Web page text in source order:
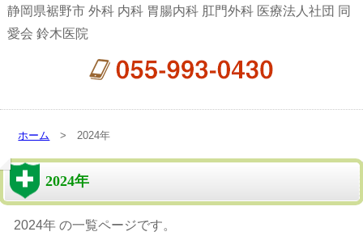
静岡県裾野市 外科 内科 胃腸内科 肛門外科 医療法人社団 同
愛会 鈴木医院
ホーム > 2024年
2024年
2024年 の一覧ページです。